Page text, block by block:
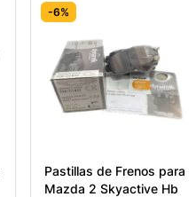
-6%
Pastillas de Frenos para
Mazda 2 Skyactive Hb